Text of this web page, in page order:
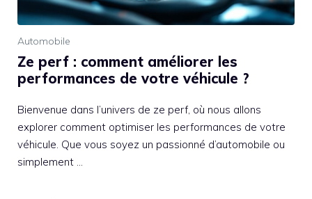
Automobile
Ze perf : comment améliorer les
performances de votre véhicule ?
Bienvenue dans l’univers de ze perf, où nous allons
explorer comment optimiser les performances de votre
véhicule. Que vous soyez un passionné d’automobile ou
simplement …